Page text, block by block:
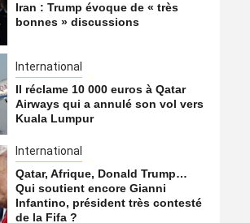
s’apprêterait
la Turquie
Qatarien
Iran : Trump évoque de « très
bonnes » discussions
International
Il réclame 10 000 euros à Qatar
Airways qui a annulé son vol vers
Kuala Lumpur
International
Qatar, Afrique, Donald Trump…
Qui soutient encore Gianni
Infantino, président très contesté
de la Fifa ?